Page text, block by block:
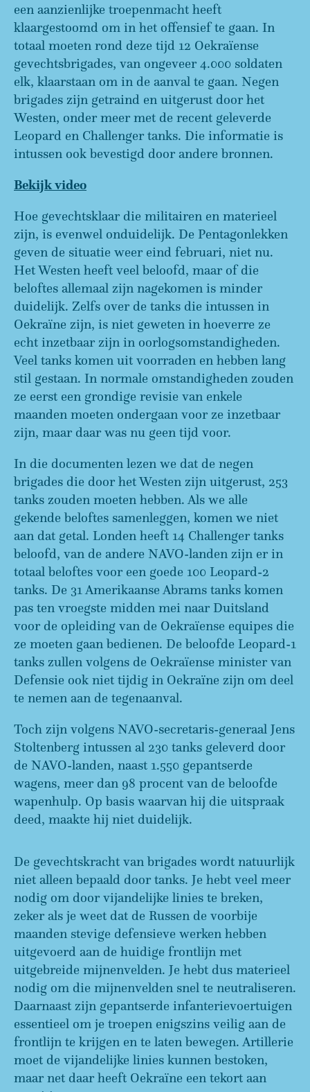
een aanzienlijke troepenmacht heeft
klaargestoomd om in het offensief te gaan. In
totaal moeten rond deze tijd 12 Oekraïense
gevechtsbrigades, van ongeveer 4.000 soldaten
elk, klaarstaan om in de aanval te gaan. Negen
brigades zijn getraind en uitgerust door het
Westen, onder meer met de recent geleverde
Leopard en Challenger tanks. Die informatie is
intussen ook bevestigd door andere bronnen.
Bekijk video
Hoe gevechtsklaar die militairen en materieel
zijn, is evenwel onduidelijk. De Pentagonlekken
geven de situatie weer eind februari, niet nu.
Het Westen heeft veel beloofd, maar of die
beloftes allemaal zijn nagekomen is minder
duidelijk. Zelfs over de tanks die intussen in
Oekraïne zijn, is niet geweten in hoeverre ze
echt inzetbaar zijn in oorlogsomstandigheden.
Veel tanks komen uit voorraden en hebben lang
stil gestaan. In normale omstandigheden zouden
ze eerst een grondige revisie van enkele
maanden moeten ondergaan voor ze inzetbaar
zijn, maar daar was nu geen tijd voor.
In die documenten lezen we dat de negen
brigades die door het Westen zijn uitgerust, 253
tanks zouden moeten hebben. Als we alle
gekende beloftes samenleggen, komen we niet
aan dat getal. Londen heeft 14 Challenger tanks
beloofd, van de andere NAVO-landen zijn er in
totaal beloftes voor een goede 100 Leopard-2
tanks. De 31 Amerikaanse Abrams tanks komen
pas ten vroegste midden mei naar Duitsland
voor de opleiding van de Oekraïense equipes die
ze moeten gaan bedienen. De beloofde Leopard-1
tanks zullen volgens de Oekraïense minister van
Defensie ook niet tijdig in Oekraïne zijn om deel
te nemen aan de tegenaanval.
Toch zijn volgens NAVO-secretaris-generaal Jens
Stoltenberg intussen al 230 tanks geleverd door
de NAVO-landen, naast 1.550 gepantserde
wagens, meer dan 98 procent van de beloofde
wapenhulp. Op basis waarvan hij die uitspraak
deed, maakte hij niet duidelijk.
De gevechtskracht van brigades wordt natuurlijk
niet alleen bepaald door tanks. Je hebt veel meer
nodig om door vijandelijke linies te breken,
zeker als je weet dat de Russen de voorbije
maanden stevige defensieve werken hebben
uitgevoerd aan de huidige frontlijn met
uitgebreide mijnenvelden. Je hebt dus materieel
nodig om die mijnenvelden snel te neutraliseren.
Daarnaast zijn gepantserde infanterievoertuigen
essentieel om je troepen enigszins veilig aan de
frontlijn te krijgen en te laten bewegen. Artillerie
moet de vijandelijke linies kunnen bestoken,
maar net daar heeft Oekraïne een tekort aan